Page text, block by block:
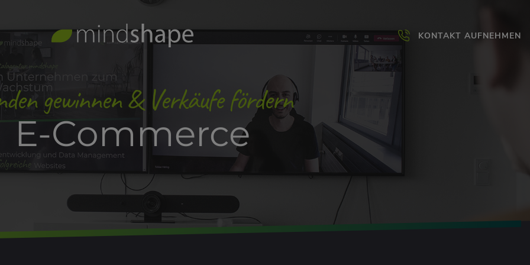
KONTAKT AUFNEHMEN
gewinnen & Verkäufe fördern
E-Commerce